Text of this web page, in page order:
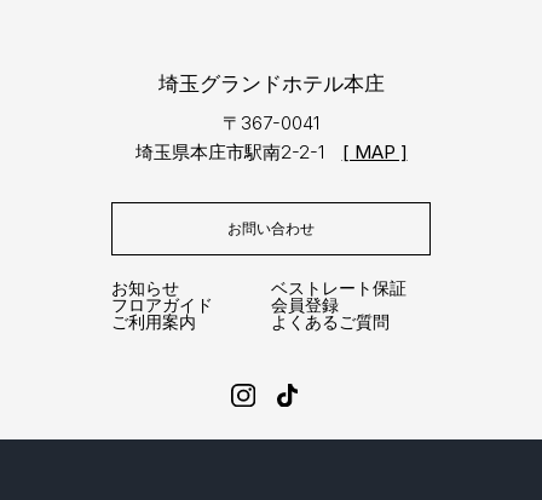
埼玉グランドホテル本庄
〒367-0041
埼玉県本庄市駅南2-2-1 [ MAP ]
お問い合わせ
お知らせ
フロアガイド
ご利用案内
よくあるご質問
ベストレート保証
会員登録